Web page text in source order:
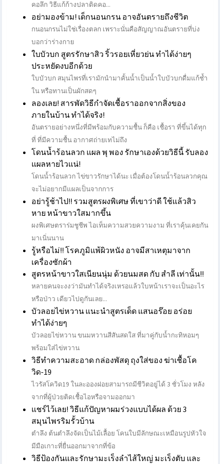
คอลึก วิธีแก้ก้างปลาติดคอ...
อย่ามองข้าม! เด็กนอนกรน อาจอันตรายถึงชีวิต
กนอนกรนไม่ใช่เรื่องตลก เพราะนั่นคือสัญญาณอันตรายที่บ่ง
บอกว่าร่างกาย
ใบบัวบก สูตรรักษาสิว ริ้วรอยเหี่ยวย่น ทำได้ง่ายๆ
ประหยัดงบอีกด้วย
ใบบัวบก สมุนไพรที่เรามักนำมาคั้นน้ำเป็นน้ำใบบัวบกดื่มแก้ช้ำ
ใน หรือทานเป็นผักสดๆ
ลองเลย! สารพัดวิธีกำจัดเชื้อราออกจากสิ่งของ
ภายในบ้าน ทำได้จริง!
อันตรายอย่างหนึ่งที่มีพร้อมกับความชื้น ก็คือ เชื้อรา ที่ขึ้นได้ทุก
ที่ ที่มีความชื้น อากาศถ่ายเทไม่ถึง
โดนน้ำร้อนลวก แผล พุ พอง รักษาเองด้วยวิธีนี้ รับลอง
แผลหายไวแน่!
โดนน้ำร้อนลวก ไข่ขาวรักษาได้นะ เมื่อต้องโดนน้ำร้อนลวกคุณ
จะไม่อยากมีแผลเป็นจากการ
อย่ารู้ช้าไป!! รวมสูตรผงพิเศษ ที่เขาว่าดี ใช้แล้วสิว
หาย หน้าขาวใสมากขึ้น
ผงพิเศษตราร่มชูชีพ ไอเท็มความสวยความงาม ที่เราคุ้นเคยกัน
มาเนิ่นนาน
รู้หรือไม่!! โรคภูมิแพ้ผิวหนัง อาจมีสาเหตุมาจาก
เครื่องซักผ้า
สูตรหน้าขาวใสเนียนนุ่ม ด้วยนมสด กับ สำลี เท่านั้น!!
หลายคนจะงงว่ามันทำได้จริงเหรอแล้วใบหน้าเราจะเป็นอะไร
หรือป่าว เดียวไปดูกันเลย...
บัวลอยไข่หวาน แนะนำสูตรเด็ด แสนอร๊อย อร่อย
ทำได้ง่ายๆ
บัวลอยไข่หวาน ขนมหวานสีสันสดใส ที่มาคู่กับน้ำกะทิหอมๆ
พร้อมใส่ไข่หวาน
วิธีทำความสะอาด กล่องพัสดุ ถุงใส่ของ ฆ่าเชื้อโค
วิด-19
ไวรัสโควิด19 ในละอองฝอยสามารถมีชีวิตอยู่ได้ 3 ชั่วโมง หลัง
จากที่ผู้ป่วยติดเชื้อไอหรือจามออกมา
แชร์ไว้เลย! วิธีแก้ปัญหาผมร่วงแบบได้ผล ด้วย 3
สมุนไพรริมรั้วบ้าน
ตำลึง ต้นตำลึงจัดเป็นไม้เลื้อย โคนใบมีลักษณะเหมือนรูปหัวใจ
มีมือเกาะที่ยื่นออกมาจากที่ข้อ
วิธีป้องกันและรักษามะเร็งลำไส้ใหญ่ มะเร็งตับ และ